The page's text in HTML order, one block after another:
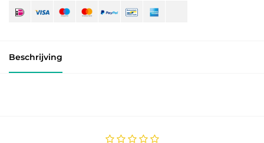
Beschrijving